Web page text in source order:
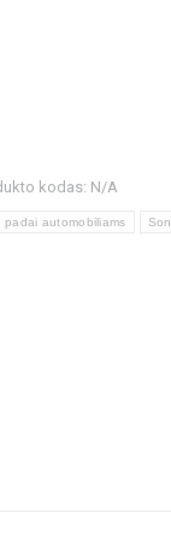
kodas: N/A
padai automobiliams